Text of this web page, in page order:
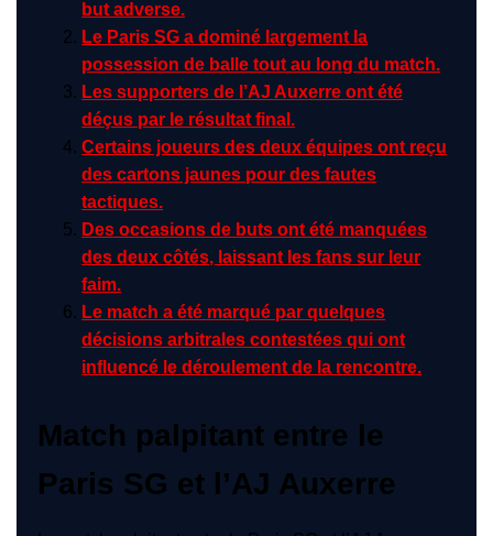
but adverse.
Le Paris SG a dominé largement la
possession de balle tout au long du match.
Les supporters de l’AJ Auxerre ont été
déçus par le résultat final.
Certains joueurs des deux équipes ont reçu
des cartons jaunes pour des fautes
tactiques.
Des occasions de buts ont été manquées
des deux côtés, laissant les fans sur leur
faim.
Le match a été marqué par quelques
décisions arbitrales contestées qui ont
influencé le déroulement de la rencontre.
Match palpitant entre le
Paris SG et l’AJ Auxerre